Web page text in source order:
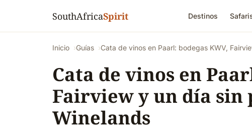
SouthAfricaSpirit Destinos
Inicio Guías Cata de vinos en Paarl: bodegas KWV,
Cata de vinos en
Fairview y un día sin
Winelands